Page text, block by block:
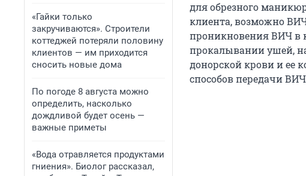
«Гайки только
закручиваются». Строители
коттеджей потеряли половину
клиентов — им приходится
сносить новые дома
По погоде 8 августа можно
определить, насколько
дождливой будет осень —
важные приметы
«Вода отравляется продуктами
гниения». Биолог рассказал,
для обрезного
клиента, возможно
проникновения ВИЧ в
прокалывании ушей,
донорской крови и ее
способов передачи